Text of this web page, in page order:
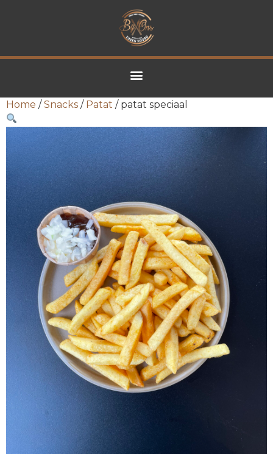
Home /Snacks / Patat / patat speciaal